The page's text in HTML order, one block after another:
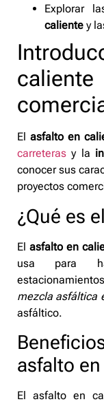
Explorar
caliente y
El asfalto en
carreteras y la
conocer sus
proyectos
¿Qué es
El asfalto en
usa para
mezcla asfáltica
asfáltico.
asfalto
El asfalto en